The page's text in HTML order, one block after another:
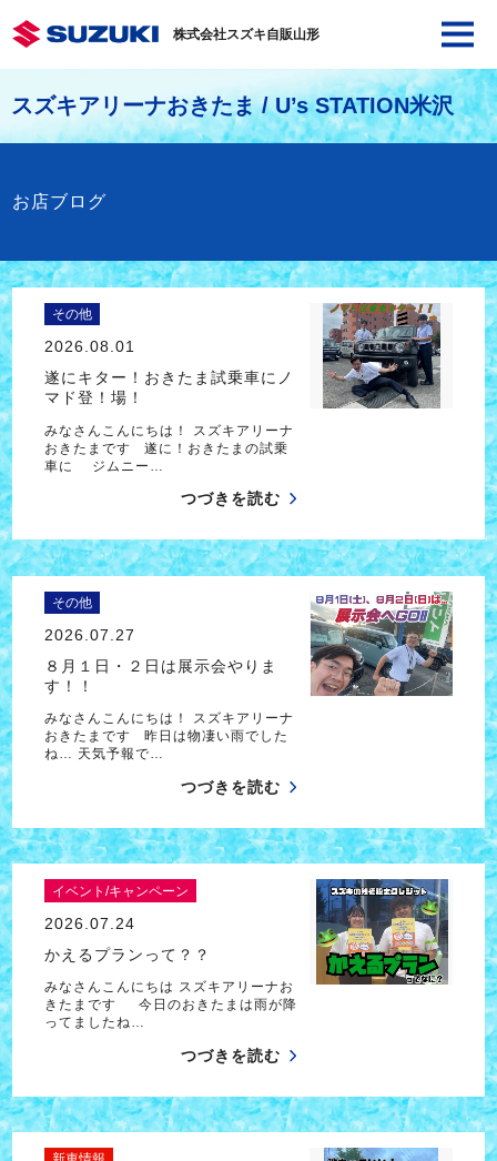
株式会社スズキ自販山形
スズキアリーナおきたま / U’s STATION米沢
お店ブログ
その他
2026.08.01
遂にキター！おきたま試乗車にノ
マド登！場！
みなさんこんにちは！ スズキアリーナ
おきたまです 遂に！おきたまの試乗
車に ジムニー…
つづきを読む
その他
2026.07.27
８月１日・２日は展示会やりま
す！！
みなさんこんにちは！ スズキアリーナ
おきたまです 昨日は物凄い雨でした
ね… 天気予報で…
つづきを読む
イベント/キャンペーン
2026.07.24
かえるプランって？？
みなさんこんにちは スズキアリーナお
きたまです 今日のおきたまは雨が降
ってましたね…
つづきを読む